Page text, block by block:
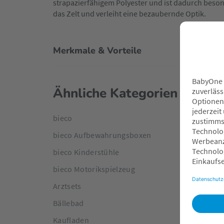
strapazierfähigem Polyester und ist dadurch
das Zelt und verleiht eine bezaubernde Optik.
Merkmale & Vorteile
Ähnliche Kategorien
bieco
bieco Aufbewahrungsboxen
bieco Kinderstühle
bieco Motorikspielzeug
Arztsets
Bällebad
Kaufladen